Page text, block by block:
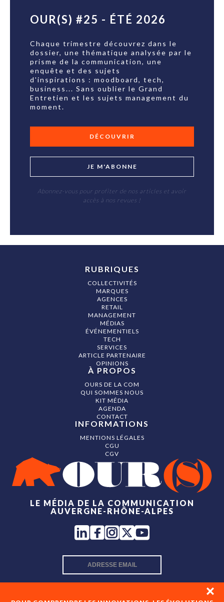
OUR(S) #25 - ÉTÉ 2026
Chaque trimestre découvrez dans le
dossier, une thématique analysée par le
prisme de la communication, une
enquête et des sujets
d'inspirations : moodboard, tech,
business... Sans oublier le Grand
Entretien et les sujets management du
moment.
DÉCOUVRIR
JE M'ABONNE
Abonnez-vous pour profiter de nos articles et avoir
accès à nos revues !
LE MÉDIA DE LA COMMUNICATION
AUVERGNE-RHÔNE-ALPES
RUBRIQUES
COLLECTIVITÉS
MARQUES
AGENCES
RETAIL
MANAGEMENT
MÉDIAS
ÉVÉNEMENTIELS
TECH
SERVICES
ARTICLE PARTENAIRE
OPINIONS
À PROPOS
OURS DE LA COM
QUI SOMMES NOUS
KIT MÉDIA
AGENDA
CONTACT
INFORMATIONS
MENTIONS LÉGALES
CGU
CGV